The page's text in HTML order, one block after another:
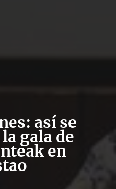
así se
gala de
en